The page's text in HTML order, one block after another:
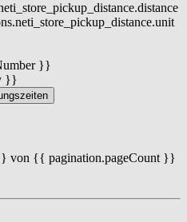
}}
}}
von {{ pagination.pageCount }}